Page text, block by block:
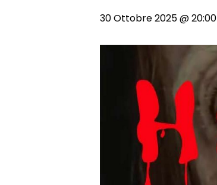
30 Ottobre 2025 @ 20:00